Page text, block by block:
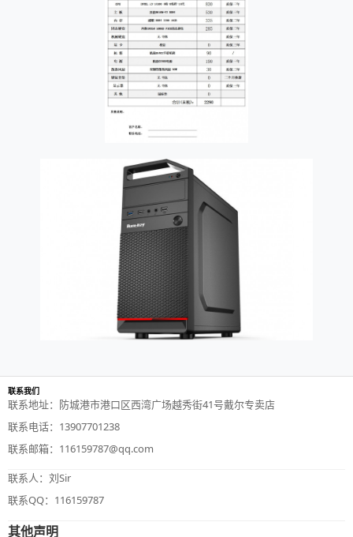
联系我们
联系地址：防城港市港口区西湾广场越秀街41号戴尔专卖店
联系电话：13907701238
联系邮箱：116159787@qq.com
联系人：刘Sir
联系QQ：116159787
其他声明